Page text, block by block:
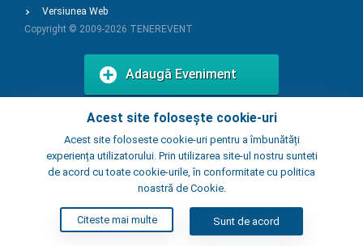
Acest site folosește cookie-uri
Acest site foloseste cookie-uri pentru a îmbunătăți
experiența utilizatorului. Prin utilizarea site-ul nostru sunteti
de acord cu toate cookie-urile, în conformitate cu politica
noastră de Cookie.
Citeste mai multe Sunt de acord
Versiunea Web
Copyright © 2009-2026 TENEREVENT
Adaugă Eveniment
Adaugă Local